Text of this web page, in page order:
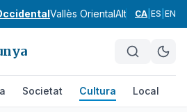
Vallès OrientalAlt CampAlt
CA ES EN
Societat Cultura Local